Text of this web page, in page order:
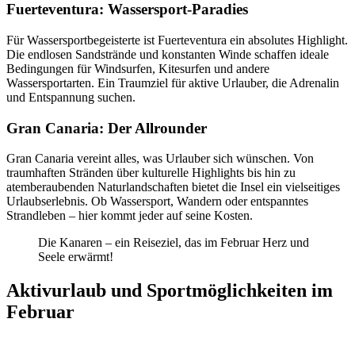
Fuerteventura: Wassersport-Paradies
Für Wassersportbegeisterte ist Fuerteventura ein absolutes Highlight.
Die endlosen Sandstrände und konstanten Winde schaffen ideale
Bedingungen für Windsurfen, Kitesurfen und andere
Wassersportarten. Ein Traumziel für aktive Urlauber, die Adrenalin
und Entspannung suchen.
Gran Canaria: Der Allrounder
Gran Canaria vereint alles, was Urlauber sich wünschen. Von
traumhaften Stränden über kulturelle Highlights bis hin zu
atemberaubenden Naturlandschaften bietet die Insel ein vielseitiges
Urlaubserlebnis. Ob Wassersport, Wandern oder entspanntes
Strandleben – hier kommt jeder auf seine Kosten.
Die Kanaren – ein Reiseziel, das im Februar Herz und
Seele erwärmt!
Aktivurlaub und Sportmöglichkeiten im
Februar